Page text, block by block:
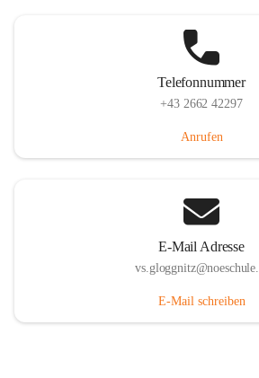
Telefonnummer
+43 2662 42297
Anrufen
E-Mail Adresse
E-Mail schreiben